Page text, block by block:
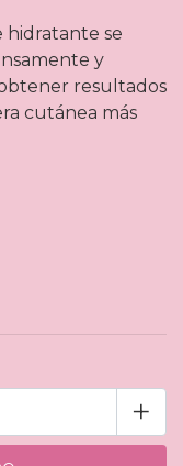
hidratante se
y
resultados
cutánea más
+